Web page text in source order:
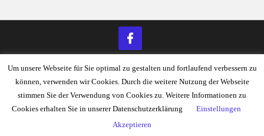
KONTAKT ANFAHRT DATENSCHUTZERKLÄRUNG
IMPRESSUM
WordPress
Um unsere Webseite für Sie optimal zu gestalten und fortlaufend verbessern zu
können, verwenden wir Cookies. Durch die weitere Nutzung der Webseite
stimmen Sie der Verwendung von Cookies zu. Weitere Informationen zu
Cookies erhalten Sie in unserer Datenschutzerklärung
Einstellungen
Akzeptieren